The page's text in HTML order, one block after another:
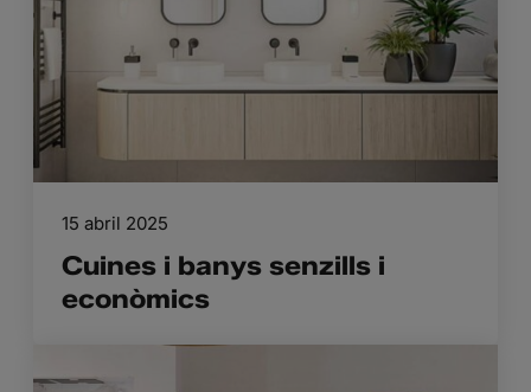
Cuines i banys senzills i
econòmics
15 abril 2025